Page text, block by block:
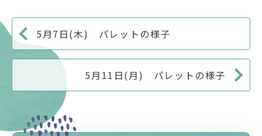
5月7日(木) パレットの様子
5月11日(月) パレットの様子